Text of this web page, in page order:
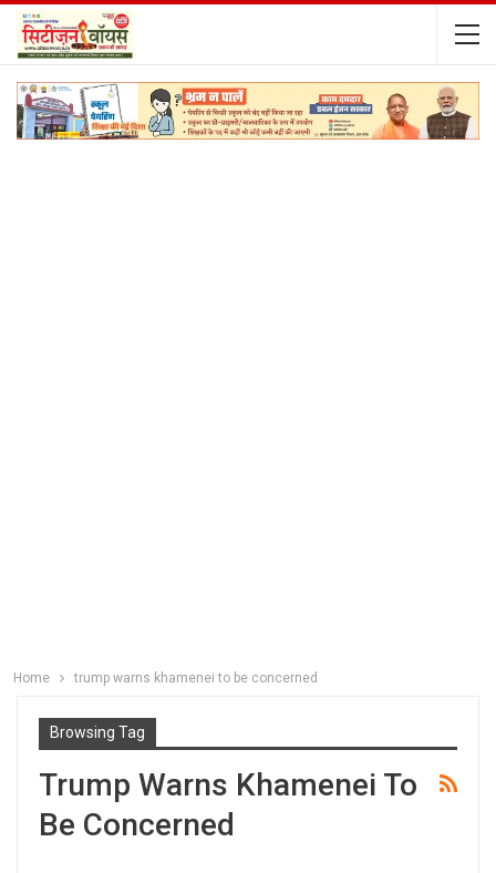
Home trump warns khamenei to be concerned
Browsing Tag
Trump Warns Khamenei To
Be Concerned